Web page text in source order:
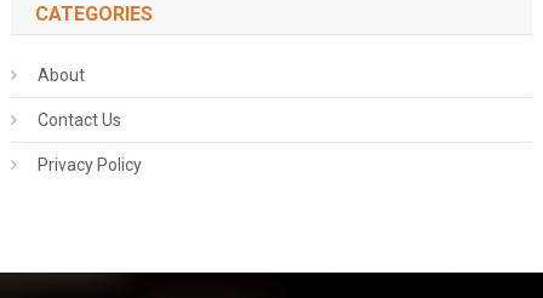
CATEGORIES
About
Contact Us
Privacy Policy